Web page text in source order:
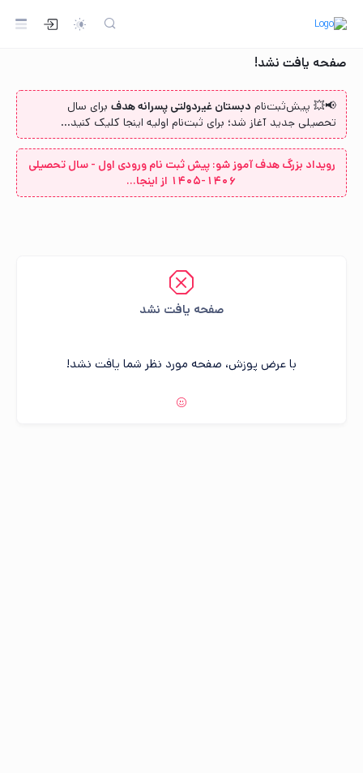
صفحه یافت نشد!
📢💥 پیش‌ثبت‌نام‌ دبستان غیردولتی پسرانه هدف برای سال
تحصیلی جدید آغاز شد؛ برای ثبت‌نام اولیه اینجا کلیک کنید...
رویداد بزرگ هدف آموز شو: پیش ثبت نام ورودی اول - سال تحصیلی
1406-1405 از اینجا...
صفحه یافت نشد
با عرض پوزش، صفحه مورد نظر شما یافت نشد!